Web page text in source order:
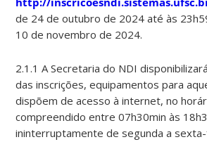
de 24 de outubro de 2024 até às
10 de novembro de 2024.
2.1.1 A Secretaria do NDI
das inscrições, equipamentos para
dispõem de acesso à internet, no
compreendido entre 07h30min às
ininterruptamente de segunda a